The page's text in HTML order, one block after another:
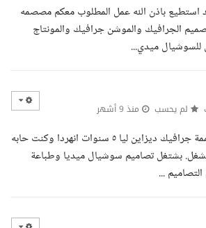
استطيع باذن الله عمل المطلوب معكم مصصمه
الجرافيك والموشن جرافيك والمونتاج
للسوشيال ميدي...
لم يحسب منذ 9 أشهر
السلام عليكم انا آية مصممة جرافيك ديزاين ليا ٥ سنوات انهردا وكنت حابه
بشتغل تصاميم سوشيال ميديا وطباعة
...